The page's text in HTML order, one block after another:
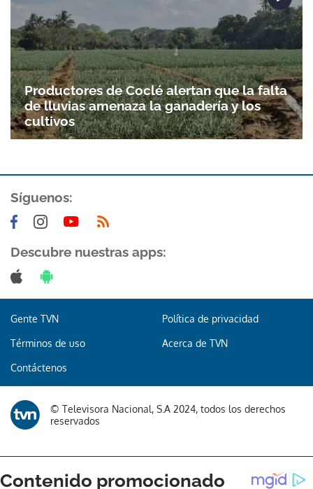
Gracias por suscribirte a nuestro boletín.
Productores de Coclé alertan que la falta
de lluvias amenaza la ganadería y los
cultivos
Síguenos:
Descubre nuestras apps:
Gente TVN Política de privacidad
Términos de uso Acerca de TVN
Contáctenos
© Televisora Nacional, S.A 2024, todos los derechos
reservados